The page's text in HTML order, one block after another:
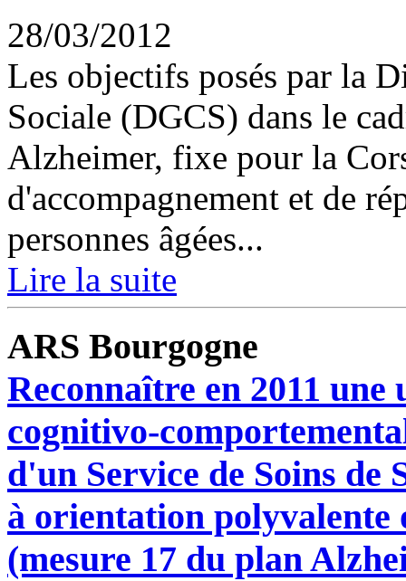
28/03/2012
Les objectifs posés par la
Sociale (DGCS) dans le
Alzheimer, fixe pour la
d'accompagnement et de
personnes âgées...
Lire la suite
ARS Bourgogne
Reconnaître en 2011
cognitivo-
d'un Service de Soins de
à orientation
(mesure 17 du plan